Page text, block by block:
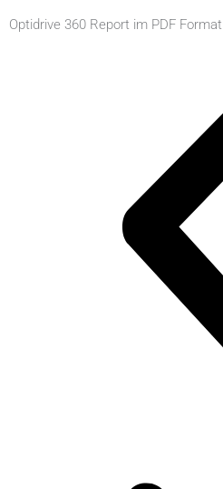
Optidrive 360 Report im PDF Format